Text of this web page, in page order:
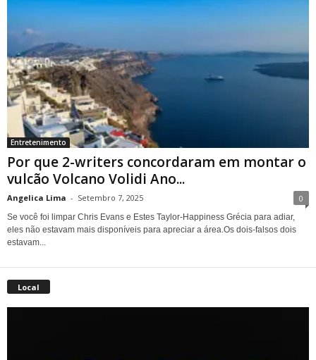
Entretenimento
Por que 2-writers concordaram em montar o
vulcão Volcano Volidi Ano...
Angelica Lima - Setembro 7, 2025 0
Se você foi limpar Chris Evans e Estes Taylor-Happiness Grécia para adiar,
eles não estavam mais disponíveis para apreciar a área.Os dois-falsos dois
estavam...
Local